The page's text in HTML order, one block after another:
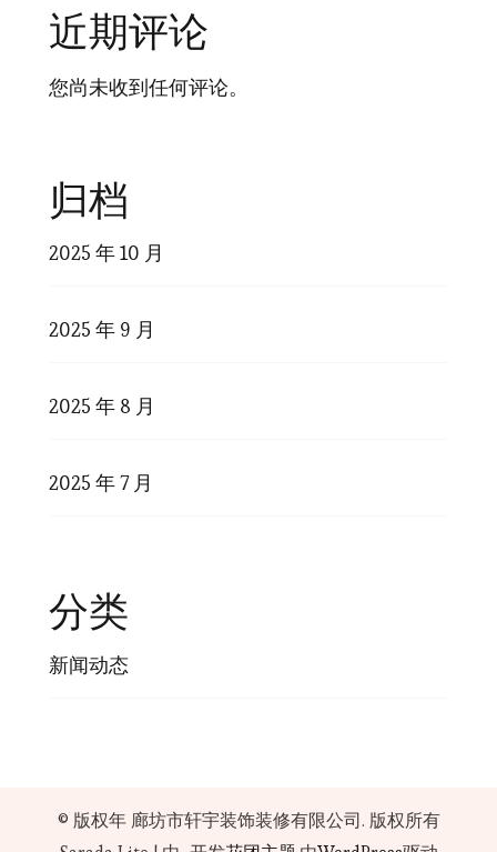
近期评论
您尚未收到任何评论。
归档
2025 年 10 月
2025 年 9 月
2025 年 8 月
2025 年 7 月
分类
新闻动态
© 版权年 廊坊市轩宇装饰装修有限公司. 版权所有